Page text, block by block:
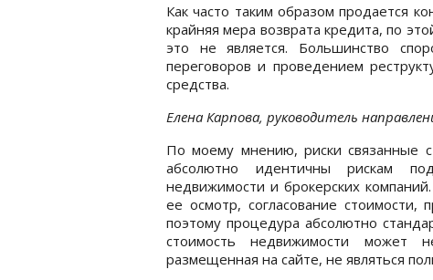
Как часто таким образом продается
крайняя мера возврата кредита, по
это не является. Большинство
переговоров и проведением
средства.
Елена Карпова, руководитель
По моему мнению, риски связанные
абсолютно идентичны рискам
недвижимости и брокерских
ее осмотр, согласование стоимости,
поэтому процедура абсолютно
стоимость недвижимости может
размещенная на сайте, не являться